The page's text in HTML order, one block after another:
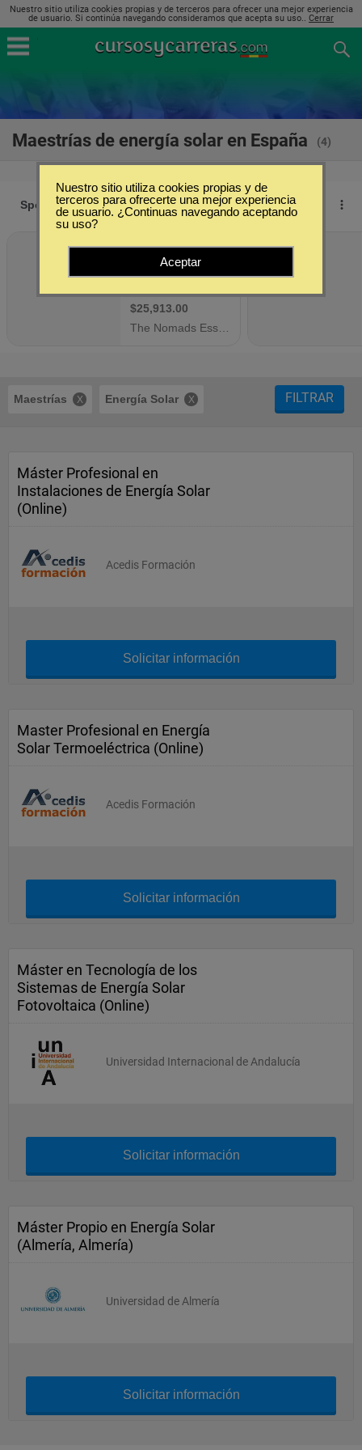
Nuestro sitio utiliza cookies propias y de terceros para ofrecer una mejor experiencia
de usuario. Si continúa navegando consideramos que acepta su uso.. Cerrar
Maestrías de energía solar en España (4)
Maestrías Energía Solar FILTRAR
Máster Profesional en
Instalaciones de Energía Solar
(Online)
Acedis Formación
Solicitar información
Master Profesional en Energía
Solar Termoeléctrica (Online)
Acedis Formación
Solicitar información
Máster en Tecnología de los
Sistemas de Energía Solar
Fotovoltaica (Online)
Universidad Internacional de Andalucía
Solicitar información
Máster Propio en Energía Solar
(Almería, Almería)
Universidad de Almería
Solicitar información
Nuestro sitio utiliza cookies propias y de
terceros para ofrecerte una mejor experiencia
de usuario. ¿Continuas navegando aceptando
su uso?
Aceptar